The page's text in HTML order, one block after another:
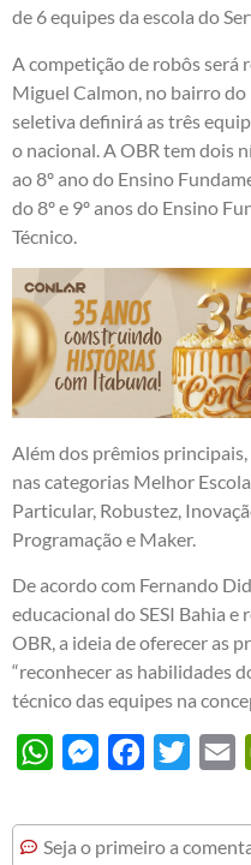
de 6 equipes da escola do
A competição de robôs será
Miguel Calmon, no bairro do
seletiva definirá as três
o nacional. A OBR tem dois
ao 8º ano do Ensino
do 8º e 9º anos do Ensino
Técnico.
Além dos prêmios
nas categorias Melhor
Particular, Robustez,
Programação e Maker.
De acordo com Fernando
educacional do SESI Bahia e
OBR, a ideia de oferecer as
“reconhecer as habilidades
técnico das equipes na
WhatsAppMessengerFacebook
Twitter
Seja o primeiro a